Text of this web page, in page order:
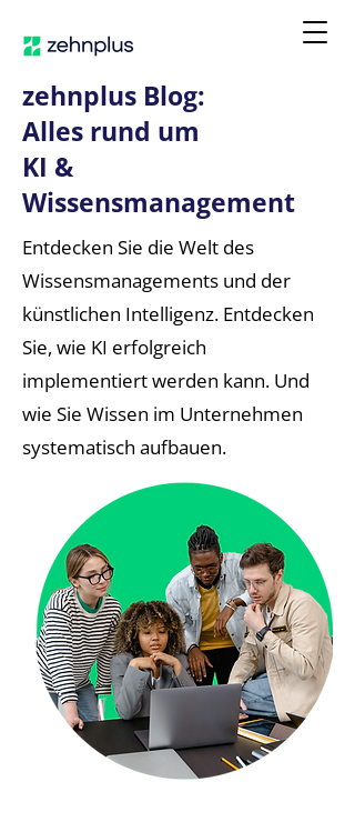
zehnplus Blog:
Alles rund um
KI &
Wissensmanagement
Entdecken Sie die Welt des
Wissensmanagements und der
künstlichen Intelligenz. Entdecken
Sie, wie KI erfolgreich
implementiert werden kann. Und
wie Sie Wissen im Unternehmen
systematisch aufbauen.